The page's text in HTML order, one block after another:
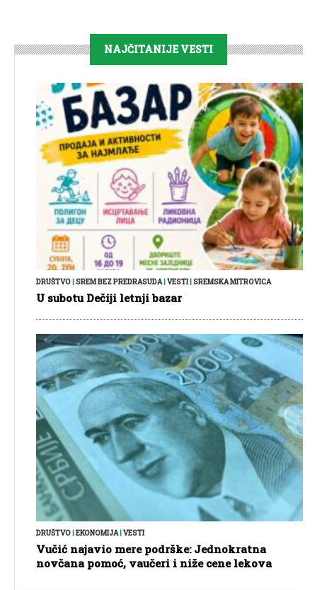
NAJČITANIJE VESTI
DRUŠTVO|SREM BEZ PREDRASUDA|VESTI|SREMSKA MITROVICA
U subotu Dečiji letnji bazar
DRUŠTVO EKONOMIJA| VESTI
Vučić najavio mere podrške: Jednokratna
novčana pomoć, vaučeri i niže cene lekova